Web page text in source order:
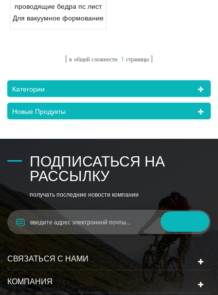
проводящие бедра пс лист
Для вакуумное формование
в общей сложности 1 страницы
Категории
Новые Продукты
ПОДПИСАТЬСЯ НА
РАССЫЛКУ
получать последние новости компании
СВЯЗАТЬСЯ С НАМИ
КОМПАНИЯ